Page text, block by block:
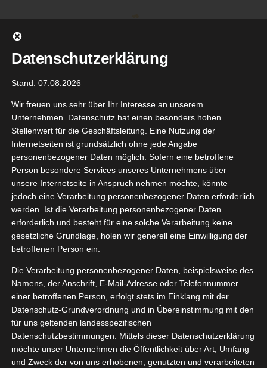
springen
Gehe zu ...
04, 2023
Kneipp VIP
Pflege
Wellness
Kneipp naturkind
Geschenkpackungen
Datenschutzerklärung
Stand: 07.08.2026
Wir freuen uns sehr über Ihr Interesse an unserem
Unternehmen. Datenschutz hat einen besonders hohen
Stellenwert für die Geschäftsleitung. Eine Nutzung der
Internetseiten ist grundsätzlich ohne jede Angabe
personenbezogener Daten möglich. Sofern eine betroffene
Person besondere Services unseres Unternehmens über
unsere Internetseite in Anspruch nehmen möchte, könnte
jedoch eine Verarbeitung personenbezogener Daten erforderlich
werden. Ist die Verarbeitung personenbezogener Daten
erforderlich und besteht für eine solche Verarbeitung keine
gesetzliche Grundlage, holen wir generell eine Einwilligung der
betroffenen Person ein.
Die Verarbeitung personenbezogener Daten, beispielsweise des
Namens, der Anschrift, E-Mail-Adresse oder Telefonnummer
einer betroffenen Person, erfolgt stets im Einklang mit der
Datenschutz-Grundverordnung und in Übereinstimmung mit den
für uns geltenden landesspezifischen
Datenschutzbestimmungen. Mittels dieser Datenschutzerklärung
möchte unser Unternehmen die Öffentlichkeit über Art, Umfang
und Zweck der von uns erhobenen, genutzten und verarbeiteten